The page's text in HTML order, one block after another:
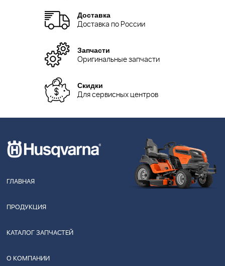
Доставка
Доставка по России
Запчасти
Оригинальные запчасти
Скидки
Для сервисных центров
ГЛАВНАЯ
ПРОДУКЦИЯ
КАТАЛОГ ЗАПЧАСТЕЙ
О КОМПАНИИ